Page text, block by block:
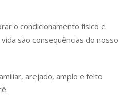
o condicionamento físico e
são consequências do nosso
arejado, amplo e feito